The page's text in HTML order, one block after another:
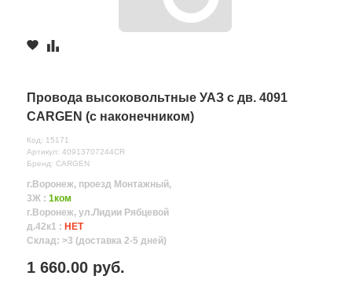
Провода высоковольтные УАЗ с дв. 4091
CARGEN (с наконечником)
Код: 15171
Артикул: 40913707244CR
Бренд: CARGEN
г.Воронеж, проезд Монтажный,
3Ж : 1ком
г.Воронеж, ул.Лидии Рябцевой
д.42к1 : НЕТ
Склад: >3 (доставка 2-5 дней)
1 660.00 руб.